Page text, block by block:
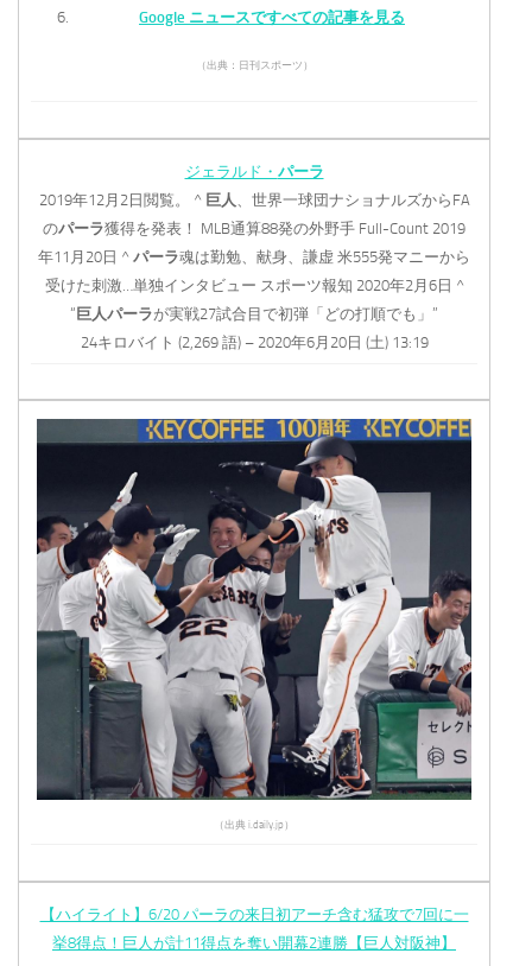
Google ニュースですべての記事を見る
（出典：日刊スポーツ）
ジェラルド・ パーラ
2019年12月2日閲覧。 ^ 巨人 、世界一球団ナショナルズからFA
のパーラ獲得を発表！ MLB通算88発の外野手 Full-Count 2019
年11月20日 ^ パーラ魂は勤勉、献身、謙虚 米555発マニーから
受けた刺激…単独インタビュー スポーツ報知 2020年2月6日 ^
“巨人パーラが実戦27試合目で初弾「どの打順でも」”
24キロバイト (2,269 語) – 2020年6月20日 (土) 13:19
（出典 i.daily.jp）
【ハイライト】6/20 パーラの来日初アーチ含む猛攻で7回に一
挙8得点！巨人が計11得点を奪い開幕2連勝【巨人対阪神】